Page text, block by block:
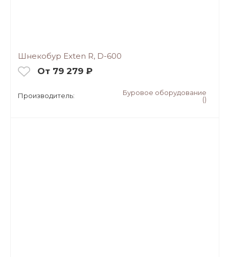
Шнекобур Exten R, D-600
От 79 279 ₽
Производитель:
Буровое оборудование
()